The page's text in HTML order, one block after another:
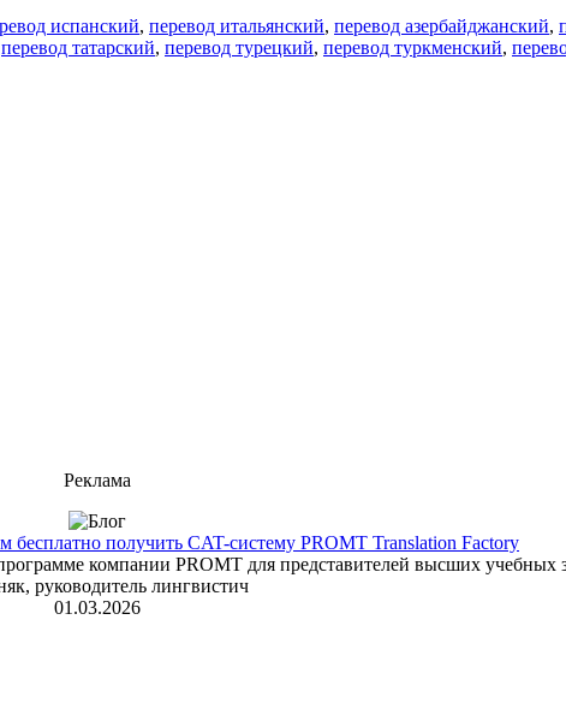
испанский, перевод итальянский, перевод азербайджанский,
перевод татарский, перевод турецкий, перевод туркменский,
Реклама
бесплатно получить CAT-систему PROMT Translation Factory
компании PROMT для представителей высших учебных
руководитель лингвистич
01.03.2026